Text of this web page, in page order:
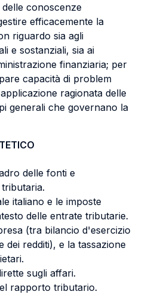
conoscenze
efficacemente la
riguardo sia agli
e sostanziali, sia ai
finanziaria; per
capacità di problem
ragionata delle
generali che governano la
delle fonti e
italiano e le imposte
delle entrate tributarie.
(tra bilancio d'esercizio
dei redditi), e la tassazione
sugli affari.
rapporto tributario.